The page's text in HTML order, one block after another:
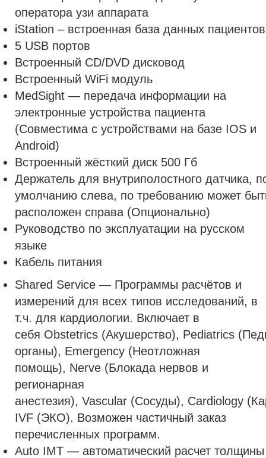
оператора узи аппарата
iStation – встроенная база данных пациентов
5 USB портов
Встроенный CD/DVD дисковод
Встроенный WiFi модуль
MedSight — передача информации на
электронные устройства пациента
(Совместима с устройствами на базе IOS и
Android)
Встроенный жёсткий диск 500 Гб
Держатель для внутриполостного датчика,
умолчанию слева, по требованию может
расположен справа (Опционально)
Руководство по эксплуатации на русском
языке
Кабель питания
Shared Service — Программы расчётов и
измерений для всех типов исследований, в
т.ч. для кардиологии. Включает в
себя Obstetrics (Акушерство), Pediatrics
органы), Emergency (Неотложная
помощь), Nerve (Блокада нервов и
регионарная
анестезия), Vascular (Сосуды), Cardiology
IVF (ЭКО). Возможен частичный заказ
перечисленных программ.
Auto IMT — автоматический расчет толщины